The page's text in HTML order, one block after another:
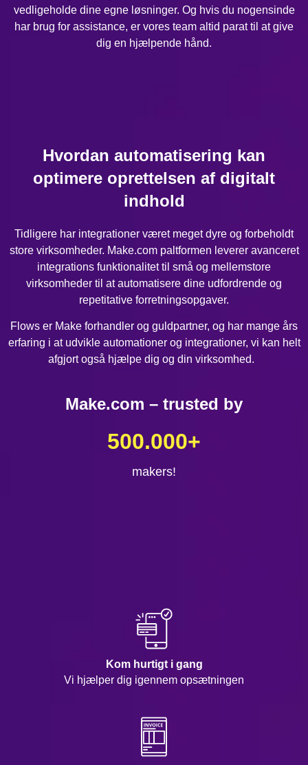
vedligeholde dine egne løsninger. Og hvis du nogensinde
har brug for assistance, er vores team altid parat til at give
dig en hjælpende hånd.
Hvordan automatisering kan
optimere oprettelsen af digitalt
indhold
Tidligere har integrationer været meget dyre og forbeholdt
store virksomheder. Make.com paltformen leverer avanceret
integrations funktionalitet til små og mellemstore
virksomheder til at automatisere dine udfordrende og
repetitative forretningsopgaver.
Flows er Make forhandler og guldpartner, og har mange års
erfaring i at udvikle automationer og integrationer, vi kan helt
afgjort også hjælpe dig og din virksomhed.
Make.com – trusted by
makers!
500.000+
Kom hurtigt i gang
Vi hjælper dig igennem opsætningen